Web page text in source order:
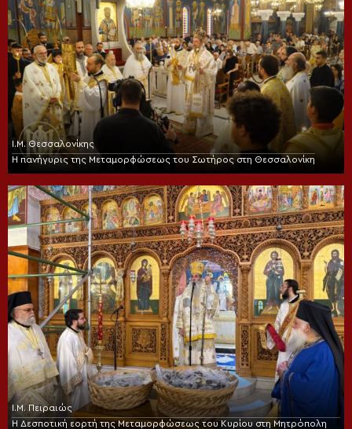
Ι.Μ. Θεσσαλονίκης
Η πανήγυρις της Μεταμορφώσεως του Σωτήρος στη Θεσσαλονίκη
Ι.Μ. Πειραιώς
Η Δεσποτική εορτή της Μεταμορφώσεως του Κυρίου στη Μητρόπολη